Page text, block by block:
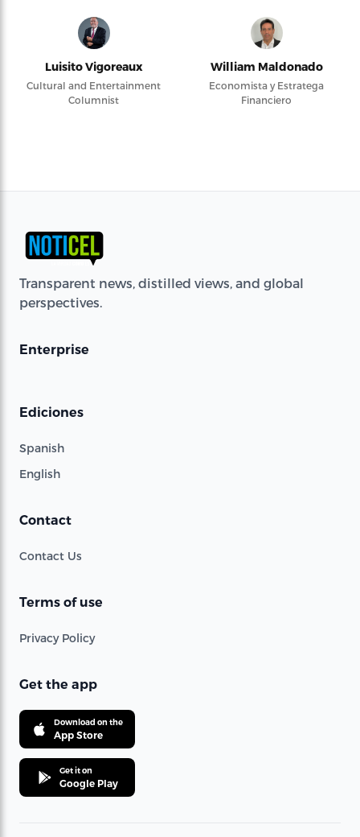
Luisito Vigoreaux
Cultural and Entertainment
Columnist
William Maldonado
Economista y Estratega
Financiero
Transparent news, distilled views, and global
perspectives.
Enterprise
Ediciones
Spanish
English
Contact
Contact Us
Terms of use
Privacy Policy
Get the app
Download on the
App Store
Get it on
Google Play